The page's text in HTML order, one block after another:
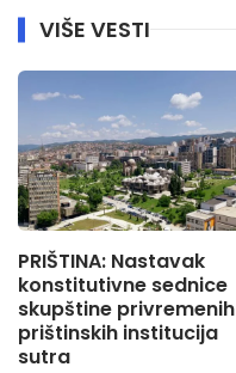
VIŠE VESTI
PRIŠTINA: Nastavak
konstitutivne sednice
skupštine privremenih
prištinskih institucija
sutra